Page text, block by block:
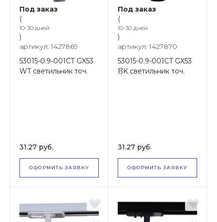
Под заказ
(
10-30 дней
)
артикул: 1427869
53015-0.9-001CT GX53
WT светильник точ.
31.27 руб.
ОФОРМИТЬ ЗАЯВКУ
Под заказ
(
10-30 дней
)
артикул: 1427870
53015-0.9-001CT GX53
BK светильник точ.
31.27 руб.
ОФОРМИТЬ ЗАЯВКУ